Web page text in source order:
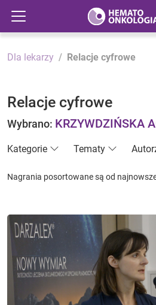
Dla lekarzy Relacje cyfrowe
Relacje cyfrowe
Wybrano: KRZYWDZIŃSKA
Kategorie Tematy
Nagrania posortowane są od